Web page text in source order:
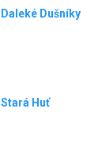
Daleké Dušníky
Stará Huť